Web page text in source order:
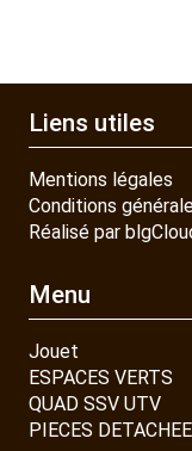
Liens utiles
Mentions légales
Conditions
Réalisé par
Menu
Jouet
ESPACES VERTS
QUAD SSV UTV
PIECES